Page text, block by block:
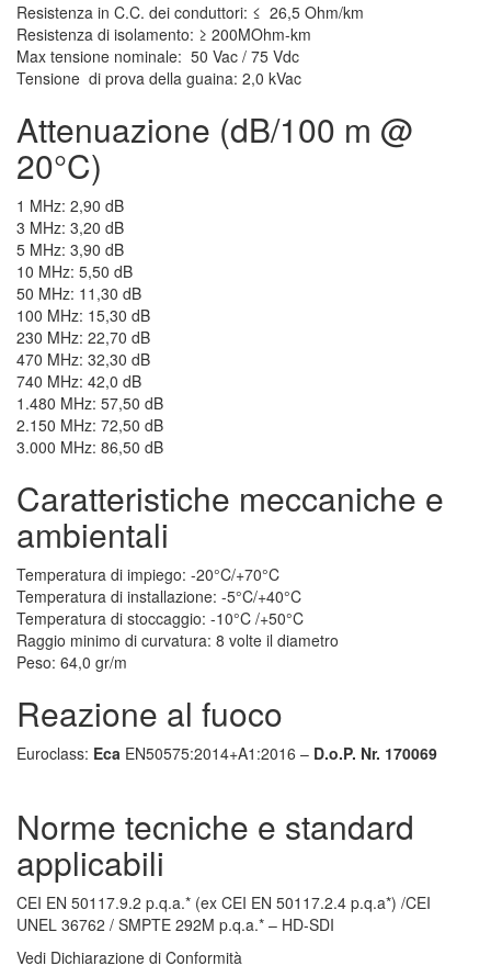
Resistenza in C.C. dei conduttori: ≤ 26,5 Ohm/km
Resistenza di isolamento: ≥ 200MOhm-km
Max tensione nominale: 50 Vac / 75 Vdc
Tensione di prova della guaina: 2,0 kVac
Attenuazione (dB/100 m @
20°C)
1 MHz: 2,90 dB
3 MHz: 3,20 dB
5 MHz: 3,90 dB
10 MHz: 5,50 dB
50 MHz: 11,30 dB
100 MHz: 15,30 dB
230 MHz: 22,70 dB
470 MHz: 32,30 dB
740 MHz: 42,0 dB
1.480 MHz: 57,50 dB
2.150 MHz: 72,50 dB
3.000 MHz: 86,50 dB
Caratteristiche meccaniche e
ambientali
Temperatura di impiego: -20°C/+70°C
Temperatura di installazione: -5°C/+40°C
Temperatura di stoccaggio: -10°C /+50°C
Raggio minimo di curvatura: 8 volte il diametro
Peso: 64,0 gr/m
Reazione al fuoco
Euroclass: Eca EN50575:2014+A1:2016 – D.o.P. Nr. 170069
Norme tecniche e standard
applicabili
CEI EN 50117.9.2 p.q.a.* (ex CEI EN 50117.2.4 p.q.a*) /CEI
UNEL 36762 / SMPTE 292M p.q.a.* – HD-SDI
Vedi Dichiarazione di Conformità